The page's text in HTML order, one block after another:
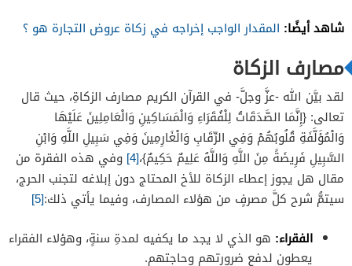
شاهد أيضًا: المقدار الواجب إخراجه في زكاة عروض التجارة هو ؟
مصارف الزكاة
لقد بيَّن الله -عزَّ وجلَّ- في القرآن الكريم مصارف الزكاةِ، حيث قال
تعالى: {إِنَّمَا الصَّدَقَاتُ لِلْفُقَرَاءِ وَالْمَسَاكِينِ وَالْعَامِلِينَ عَلَيْهَا
وَالْمُؤَلَّفَةِ قُلُوبُهُمْ وَفِي الرِّقَابِ وَالْغَارِمِينَ وَفِي سَبِيلِ اللَّهِ وَابْنِ
السَّبِيلِ فَرِيضَةً مِنَ اللَّهِ وَاللَّهُ عَلِيمٌ حَكِيمٌ}،[4]
وفي هذه الفقرة من
مقال هل يجوز إعطاء الزكاة للأخ المحتاج دون إبلاغه لتجنب الحرج،
سيتمُّ شرح كلَّ مصرفٍ من هؤلاء المصارف، وفيما يأتي ذلك:[5]
الفقراء: هو الذي لا يجد ما يكفيه لمدةِ سنةٍ، وهؤلاء الفقراء
يعطون لدفعِ ضرورتهم وحاجتهم.